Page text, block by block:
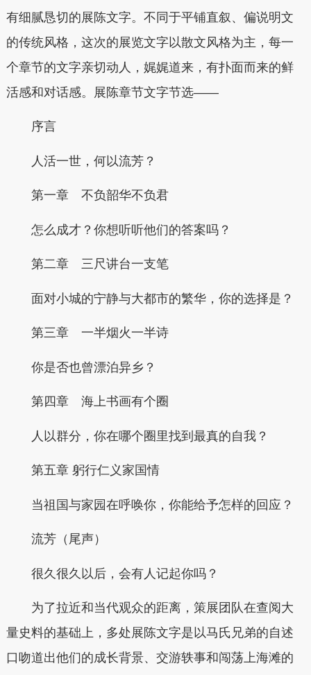
有细腻恳切的展陈文字。不同于平铺直叙、偏说明文
的传统风格，这次的展览文字以散文风格为主， 每一
个章节的文字亲切动人，娓娓道来，有扑面而来的鲜
活感和对话感。展陈章节文字节选——
序言
人活一世，何以流芳？
第一章 不负韶华不负君
怎么成才？你想听听他们的答案吗？
第二章 三尺讲台一支笔
面对小城的宁静与大都市的繁华，你的选择是？
第三章 一半烟火一半诗
你是否也曾漂泊异乡？
第四章 海上书画有个圈
人以群分，你在哪个圈里找到最真的自我？
第五章 躬行仁义家国情
当祖国与家园在呼唤你，你能给予怎样的回应？
流芳（尾声）
很久很久以后，会有人记起你吗？
为了拉近和当代观众的距离，策展团队在查阅大
量史料的基础上，多处展陈文字是以马氏兄弟的自述
口吻道出他们的成长背景、交游轶事和闯荡上海滩的